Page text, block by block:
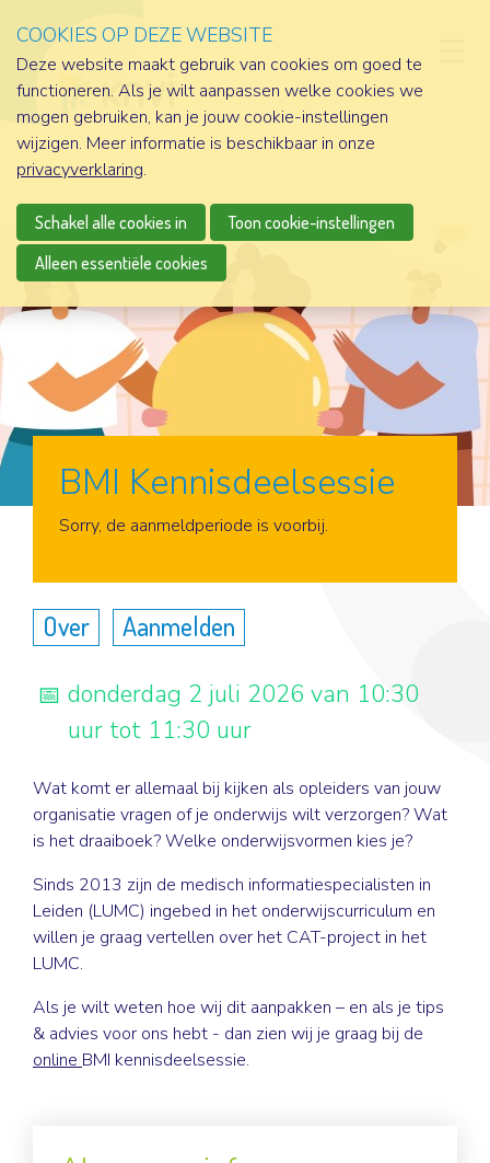
BMI Kennisdeelsessie
Aanmelden
Sorry, de aanmeldperiode is voorbij.
Over Aanmelden
donderdag 2 juli 2026 van 10:30
uur tot 11:30 uur
Wat komt er allemaal bij kijken als opleiders van jouw
organisatie vragen of je onderwijs wilt verzorgen? Wat
is het draaiboek? Welke onderwijsvormen kies je?
Sinds 2013 zijn de medisch informatiespecialisten in
Leiden (LUMC) ingebed in het onderwijscurriculum en
willen je graag vertellen over het CAT-project in het
LUMC.
Als je wilt weten hoe wij dit aanpakken – en als je tips
& advies voor ons hebt - dan zien wij je graag bij de
online BMI kennisdeelsessie.
COOKIES OP DEZE WEBSITE
Deze website maakt gebruik van cookies om goed te
functioneren. Als je wilt aanpassen welke cookies we
mogen gebruiken, kan je jouw cookie-instellingen
wijzigen. Meer informatie is beschikbaar in onze
privacyverklaring.
Schakel alle cookies in
Toon cookie-instellingen
Alleen essentiële cookies